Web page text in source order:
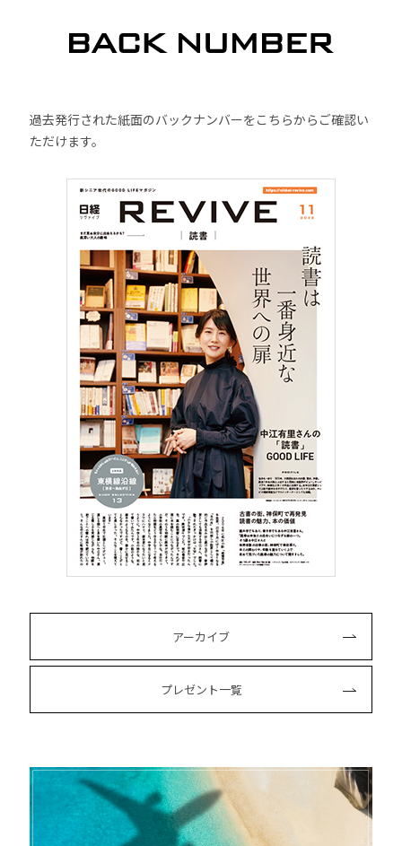
過去発行された紙面のバックナンバーをこちらからご確認い
ただけます。
アーカイブ
プレゼント一覧